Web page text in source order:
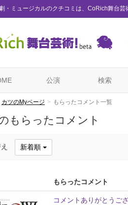
・ミュージカルのクチコミは、CoRich舞台芸
公演 検索
カツのMyページ もらったコメント一覧
もらったコメント
新着順
もらったコメント
コメントありがとうご